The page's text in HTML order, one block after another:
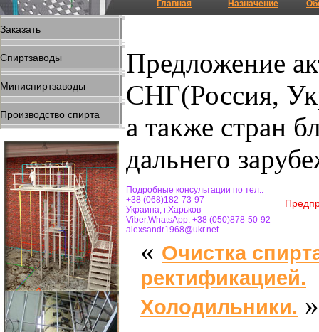
Главная Назначение
Заказать
Спиртзаводы
Миниспиртзаводы
Производство спирта
Предложение
СНГ(Россия,
а также стран
дальнего
Подробные консультации по тел.:
+38 (068)182-73-97
Украина, г.Харьков
Viber,WhatsApp: +38 (050)878-50-92
alexsandr1968@ukr.net
« Очистка
ректификацией.
Холодильники. »